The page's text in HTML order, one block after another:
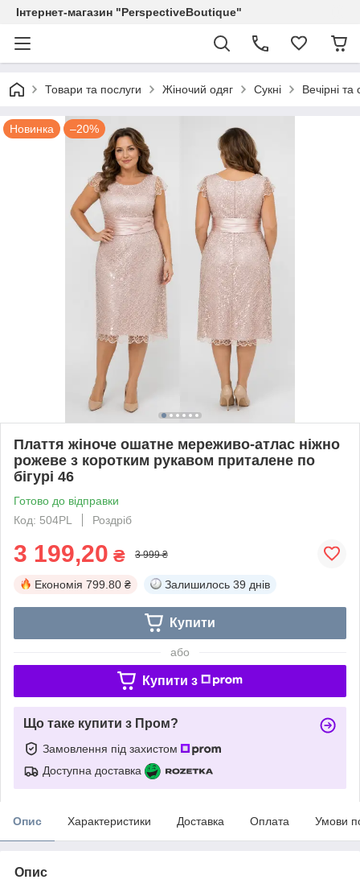
Інтернет-магазин "PerspectiveBoutique"
Товари та послуги Жіночий одяг Сукні Вечірні та
Новинка –20%
Плаття жіноче ошатне мереживо-атлас ніжно
рожеве з коротким рукавом приталене по
бігурі 46
Готово до відправки
Код: 504PL
Роздріб
3 199,20 ₴ 3 999 ₴
Економія 799.80 ₴ Залишилось 39 днів
Купити
або
Купити з
Що таке купити з Пром?
Замовлення під захистом
Доступна доставка
Опис Характеристики Доставка Оплата Умови
Опис